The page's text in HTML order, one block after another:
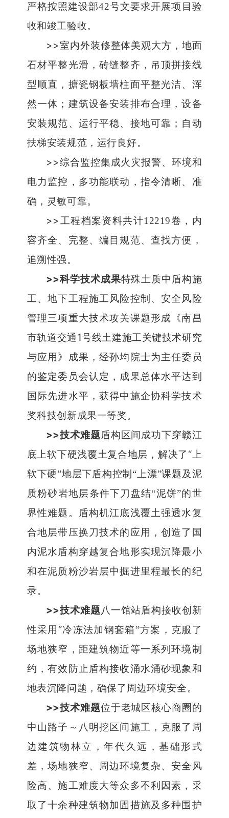
严格按照建设部42号文要求开展项目验
收和竣工验收。
>>室内外装修整体美观大方，地面
石材平整光滑，砖缝整齐，吊顶拼接线
型顺直，搪瓷钢板墙柱面平整光洁、浑
然一体；建筑设备安装排布合理，设备
安装规范、运行平稳、接地可靠；自动
扶梯安装规范，运行良好。
>>综合监控集成火灾报警、环境和
电力监控，多功能联动，指令清晰、准
确，灵敏可靠。
>> 工程档案资料共计12219卷，内
容齐全、完整、编目规范、查找方便，
追溯性强。
>>科学技术成果特殊土质中盾构施
工、地下工程施工风险控制、安全风险
管理三项重大技术攻关课题形成《南昌
市轨道交通1号线土建施工关键技术研究
与应用》成果，经孙均院士为主任委员
的鉴定委员会认定，成果总体水平达到
国际先进水平，获得中施企协科学技术
奖科技创新成果一等奖。
>>技术难题盾构区间成功下穿赣江
底上软下硬浅覆土复合地层，解决了 “ 上
软下硬”地层下盾构控制 “ 上漂”课题及泥
质粉砂岩地层条件下刀盘结“泥饼”的世
界性难题。盾构机江底浅覆土强透水复
合地层带压换刀技术的应用，创造了国
内泥水盾构穿越复合地形实现沉降最小
和在泥质粉沙岩层中掘进里程最长的纪
录。
>>技术难题八一馆站盾构接收创新
性采用 “冷冻法加钢套箱”方案，克服了
场地狭窄，距建筑物近等一系列环境制
约，有效防止盾构接收涌水涌砂现象和
地表沉降问题，确保了周边环境安全。
>>技术难题位于老城区核心商圈的
中山路子～八明挖区间施工，克服了周
边建筑物林立，年代久远，基础形式
差，场地狭窄、周边环境复杂、安全风
险高、施工难度大等众多不利因素，采
取了十余种建筑物加固措施及多种围护